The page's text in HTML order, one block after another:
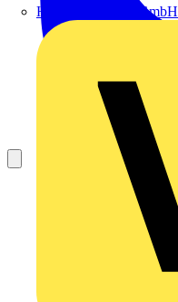
Heinrich Häusler GmbH